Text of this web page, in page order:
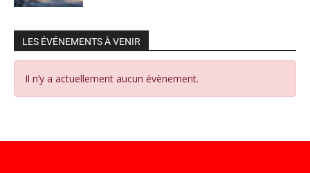
LES ÉVÉNEMENTS À VENIR
Il n’y a actuellement aucun évènement.